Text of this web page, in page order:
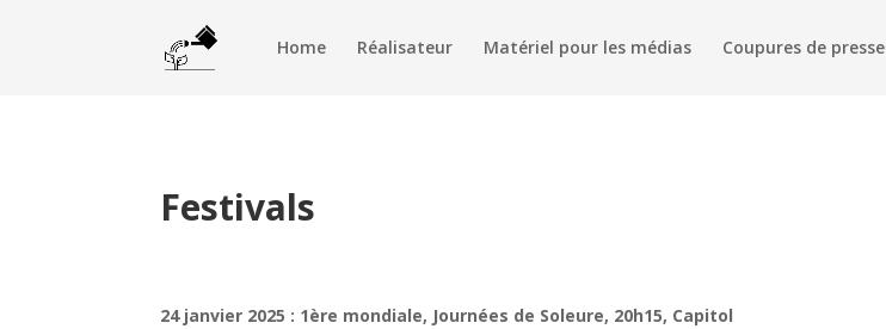
Home Réalisateur Matériel pour les médias Coupures de presse
Festivals
24 janvier 2025 : 1ère mondiale, Journées de Soleure, 20h15, Capitol